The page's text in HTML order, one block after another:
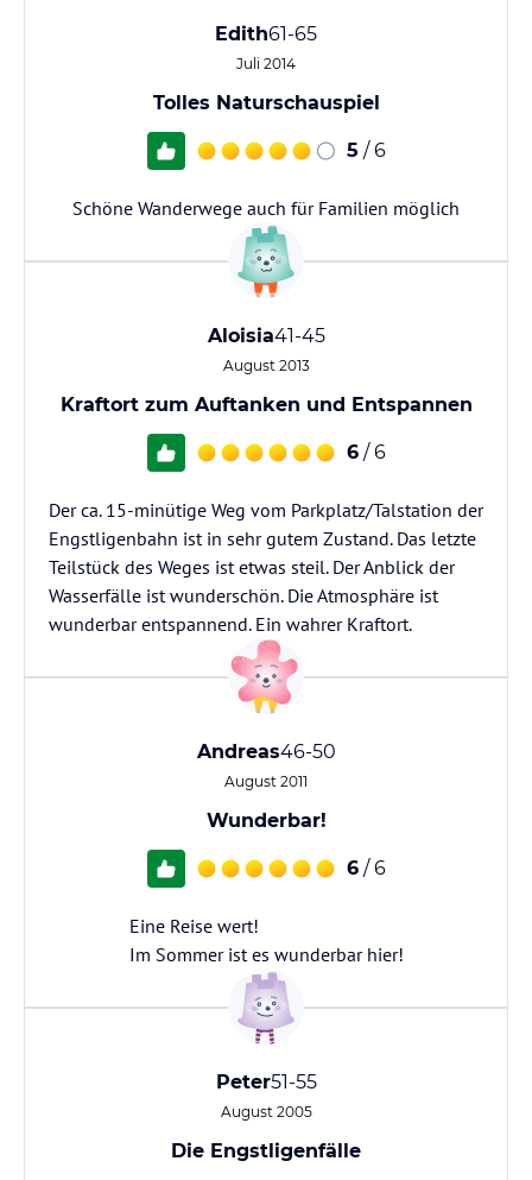
Edith61-65
Juli 2014
Tolles Naturschauspiel
5 / 6
Schöne Wanderwege auch für Familien möglich
Aloisia41-45
August 2013
Kraftort zum Auftanken und Entspannen
6 / 6
Der ca. 15-minütige Weg vom Parkplatz/Talstation der
Engstligenbahn ist in sehr gutem Zustand. Das letzte
Teilstück des Weges ist etwas steil. Der Anblick der
Wasserfälle ist wunderschön. Die Atmosphäre ist
wunderbar entspannend. Ein wahrer Kraftort.
Andreas46-50
August 2011
Wunderbar!
6 / 6
Eine Reise wert!
Im Sommer ist es wunderbar hier!
Peter51-55
August 2005
Die Engstligenfälle